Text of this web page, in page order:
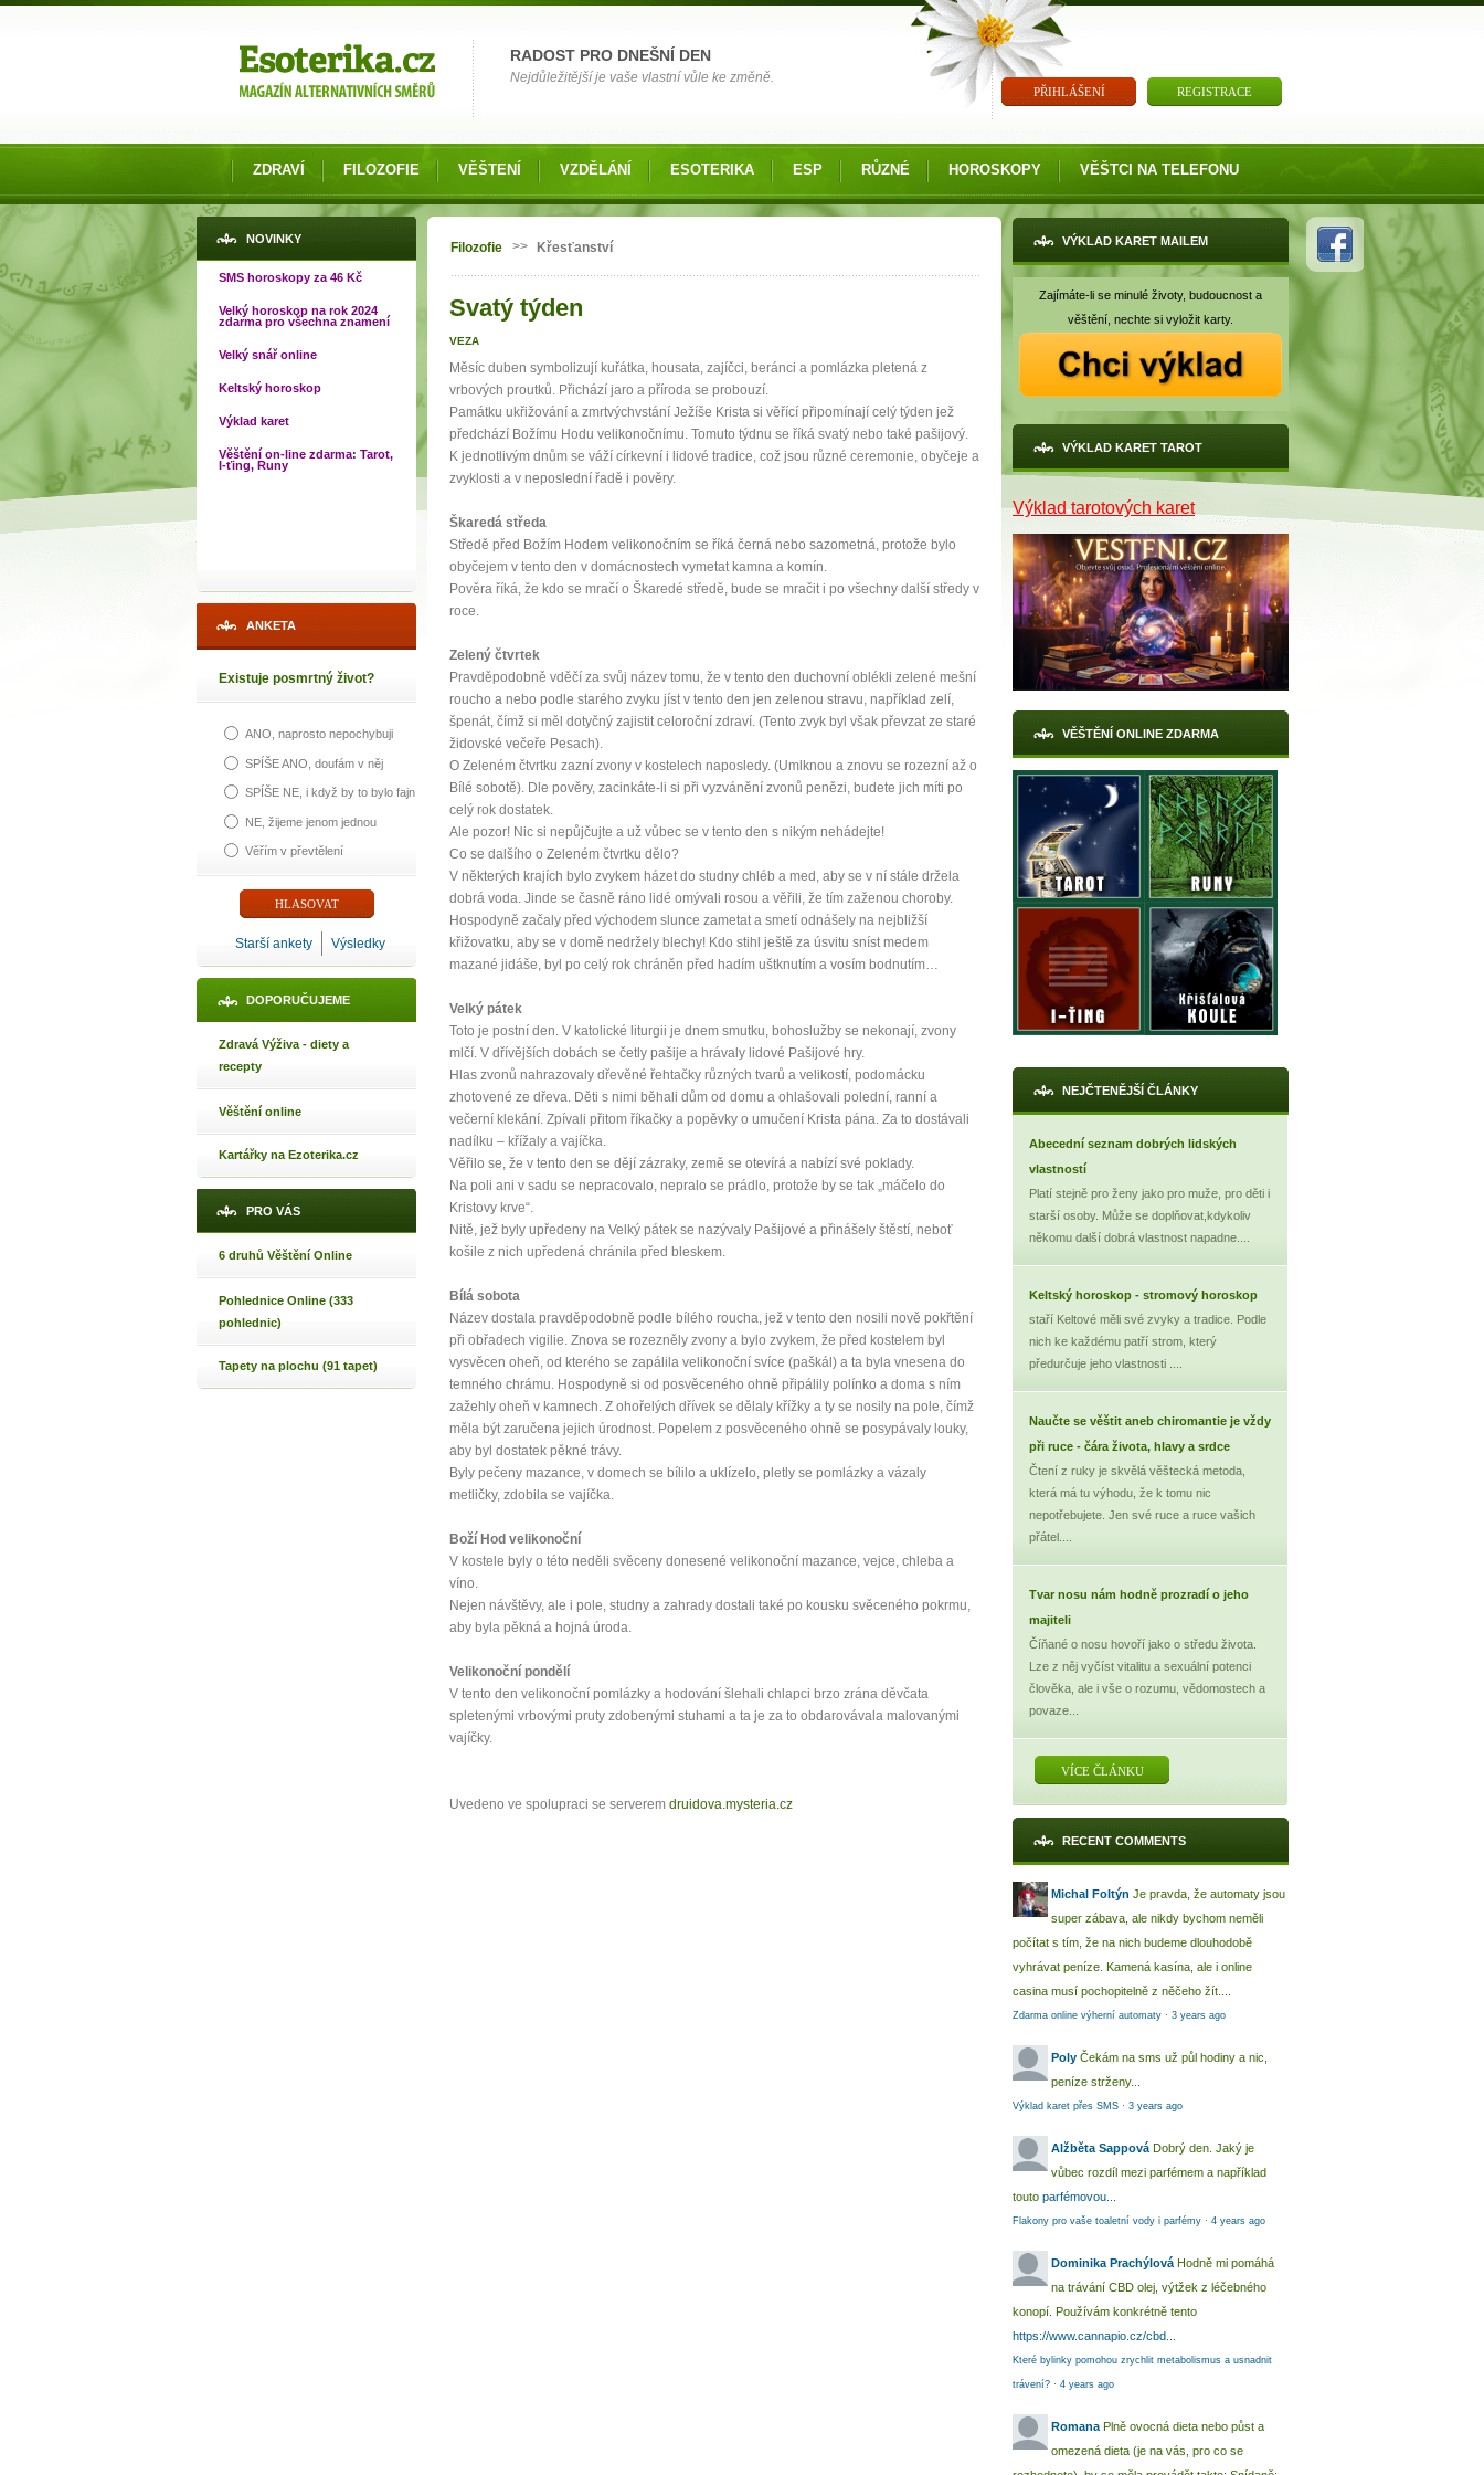
RADOST PRO DNEŠNÍ DEN
Nejdůležitější je vaše vlastní vůle ke změně.
PŘIHLÁŠENÍ REGISTRACE
ZDRAVÍ FILOZOFIE VĚŠTENÍ VZDĚLÁNÍ ESOTERIKA ESP RŮZNÉ HOROSKOPY VĚŠTCI NA TELEFONU
NOVINKY
SMS horoskopy za 46 Kč
Velký horoskop na rok 2024
zdarma pro všechna znamení
Velký snář online
Keltský horoskop
Výklad karet
Věštění on-line zdarma: Tarot,
I-ťing, Runy
ANKETA
Existuje posmrtný život?
ANO, naprosto nepochybuji
SPÍŠE ANO, doufám v něj
SPÍŠE NE, i když by to bylo fajn
NE, žijeme jenom jednou
Věřím v převtělení
Starší ankety Výsledky
DOPORUČUJEME
Zdravá Výživa - diety a
recepty
Věštění online
Kartářky na Ezoterika.cz
PRO VÁS
6 druhů Věštění Online
Pohlednice Online (333
pohlednic)
Tapety na plochu (91 tapet)
Jste zde
Filozofie >> Křesťanství
Svatý týden
VEZA
Měsíc duben symbolizují kuřátka, housata, zajíčci, beránci a pomlázka pletená z
vrbových proutků. Přichází jaro a příroda se probouzí.
Památku ukřižování a zmrtvýchvstání Ježíše Krista si věřící připomínají celý týden jež
předchází Božímu Hodu velikonočnímu. Tomuto týdnu se říká svatý nebo také pašijový.
K jednotlivým dnům se váží církevní i lidové tradice, což jsou různé ceremonie, obyčeje a
zvyklosti a v neposlední řadě i pověry.
Škaredá středa
Středě před Božím Hodem velikonočním se říká černá nebo sazometná, protože bylo
obyčejem v tento den v domácnostech vymetat kamna a komín.
Pověra říká, že kdo se mračí o Škaredé středě, bude se mračit i po všechny další středy v
roce.
Zelený čtvrtek
Pravděpodobně vděčí za svůj název tomu, že v tento den duchovní oblékli zelené mešní
roucho a nebo podle starého zvyku jíst v tento den jen zelenou stravu, například zelí,
špenát, čímž si měl dotyčný zajistit celoroční zdraví. (Tento zvyk byl však převzat ze staré
židovské večeře Pesach).
O Zeleném čtvrtku zazní zvony v kostelech naposledy. (Umlknou a znovu se rozezní až o
Bílé sobotě). Dle pověry, zacinkáte-li si při vyzvánění zvonů penězi, budete jich míti po
celý rok dostatek.
Ale pozor! Nic si nepůjčujte a už vůbec se v tento den s nikým nehádejte!
Co se dalšího o Zeleném čtvrtku dělo?
V některých krajích bylo zvykem házet do studny chléb a med, aby se v ní stále držela
dobrá voda. Jinde se časně ráno lidé omývali rosou a věřili, že tím zaženou choroby.
Hospodyně začaly před východem slunce zametat a smetí odnášely na nejbližší
křižovatku, aby se v domě nedržely blechy! Kdo stihl ještě za úsvitu sníst medem
mazané jidáše, byl po celý rok chráněn před hadím uštknutím a vosím bodnutím…
Velký pátek
Toto je postní den. V katolické liturgii je dnem smutku, bohoslužby se nekonají, zvony
mlčí. V dřívějších dobách se četly pašije a hrávaly lidové Pašijové hry.
Hlas zvonů nahrazovaly dřevěné řehtačky různých tvarů a velikostí, podomácku
zhotovené ze dřeva. Děti s nimi běhali dům od domu a ohlašovali polední, ranní a
večerní klekání. Zpívali přitom říkačky a popěvky o umučení Krista pána. Za to dostávali
nadílku – křížaly a vajíčka.
Věřilo se, že v tento den se dějí zázraky, země se otevírá a nabízí své poklady.
Na poli ani v sadu se nepracovalo, nepralo se prádlo, protože by se tak „máčelo do
Kristovy krve“.
Nitě, jež byly upředeny na Velký pátek se nazývaly Pašijové a přinášely štěstí, neboť
košile z nich upředená chránila před bleskem.
Bílá sobota
Název dostala pravděpodobně podle bílého roucha, jež v tento den nosili nově pokřtění
při obřadech vigilie. Znova se rozezněly zvony a bylo zvykem, že před kostelem byl
vysvěcen oheň, od kterého se zapálila velikonoční svíce (paškál) a ta byla vnesena do
temného chrámu. Hospodyně si od posvěceného ohně připálily polínko a doma s ním
zažehly oheň v kamnech. Z ohořelých dřívek se dělaly křížky a ty se nosily na pole, čímž
měla být zaručena jejich úrodnost. Popelem z posvěceného ohně se posypávaly louky,
aby byl dostatek pěkné trávy.
Byly pečeny mazance, v domech se bílilo a uklízelo, pletly se pomlázky a vázaly
metličky, zdobila se vajíčka.
Boží Hod velikonoční
V kostele byly o této neděli svěceny donesené velikonoční mazance, vejce, chleba a
víno.
Nejen návštěvy, ale i pole, studny a zahrady dostali také po kousku svěceného pokrmu,
aby byla pěkná a hojná úroda.
Velikonoční pondělí
V tento den velikonoční pomlázky a hodování šlehali chlapci brzo zrána děvčata
spletenými vrbovými pruty zdobenými stuhami a ta je za to obdarovávala malovanými
vajíčky.
Uvedeno ve spolupraci se serverem druidova.mysteria.cz
VÝKLAD KARET MAILEM
Zajímáte-li se minulé životy, budoucnost a
věštění, nechte si vyložit karty.
VÝKLAD KARET TAROT
Výklad tarotových karet
VĚŠTĚNÍ ONLINE ZDARMA
NEJČTENĚJŠÍ ČLÁNKY
Abecední seznam dobrých lidských
vlastností
Platí stejně pro ženy jako pro muže, pro děti i
starší osoby. Může se doplňovat,kdykoliv
někomu další dobrá vlastnost napadne....
Keltský horoskop - stromový horoskop
staří Keltové měli své zvyky a tradice. Podle
nich ke každému patří strom, který
předurčuje jeho vlastnosti ....
Naučte se věštit aneb chiromantie je vždy
při ruce - čára života, hlavy a srdce
Čtení z ruky je skvělá věštecká metoda,
která má tu výhodu, že k tomu nic
nepotřebujete. Jen své ruce a ruce vašich
přátel....
Tvar nosu nám hodně prozradí o jeho
majiteli
Číňané o nosu hovoří jako o středu života.
Lze z něj vyčíst vitalitu a sexuální potenci
člověka, ale i vše o rozumu, vědomostech a
povaze...
VÍCE ČLÁNKU
RECENT COMMENTS
Michal Foltýn Je pravda, že automaty jsou
super zábava, ale nikdy bychom neměli
počítat s tím, že na nich budeme dlouhodobě
vyhrávat peníze. Kamená kasína, ale i online
casina musí pochopitelně z něčeho žít....
Zdarma online výherní automaty · 3 years ago
Poly Čekám na sms už půl hodiny a nic,
peníze strženy...
Výklad karet přes SMS · 3 years ago
Alžběta Sappová Dobrý den. Jaký je
vůbec rozdíl mezi parfémem a například
touto parfémovou...
Flakony pro vaše toaletní vody i parfémy · 4 years ago
Dominika Prachýlová Hodně mi pomáhá
na trávání CBD olej, výtžek z léčebného
konopí. Používám konkrétně tento
https://www.cannapio.cz/cbd...
Které bylinky pomohou zrychlit metabolismus a usnadnit
trávení? · 4 years ago
Romana Plně ovocná dieta nebo půst a
omezená dieta (je na vás, pro co se